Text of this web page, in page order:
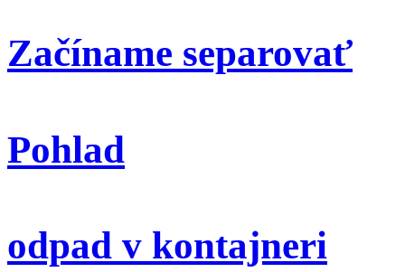
Začíname separovať
Pohlad
odpad v kontajneri